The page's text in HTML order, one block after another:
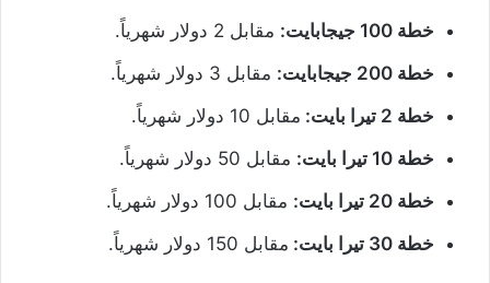
خطة 100 جيجابايت:
مقابل 2 دولار شهرياً.
خطة 200 جيجابايت:
مقابل 3 دولار شهرياً.
خطة 2 تيرا بايت:
مقابل 10 دولار شهرياً.
خطة 10 تيرا بايت:
مقابل 50 دولار شهرياً.
خطة 20 تيرا بايت:
مقابل 100 دولار شهرياً.
خطة 30 تيرا بايت:
مقابل 150 دولار شهرياً.